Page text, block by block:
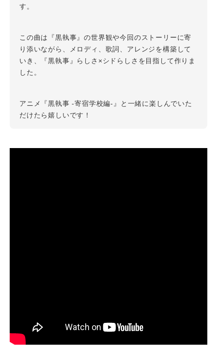
す。
この曲は『黒執事』の世界観や今回のストーリーに寄
り添いながら、メロディ、歌詞、アレンジを構築して
いき、『黒執事』らしさ×シドらしさを目指して作りま
した。
アニメ『黒執事 -寄宿学校編-』と一緒に楽しんでいた
だけたら嬉しいです！